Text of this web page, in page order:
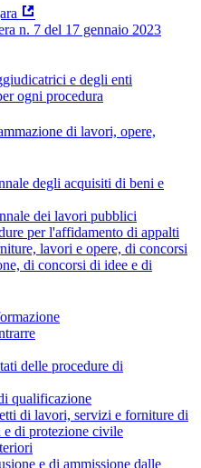
n. 7 del 17 gennaio 2023
e degli enti
ogni procedura
di lavori, opere,
degli acquisiti di beni e
dei lavori pubblici
per l'affidamento di appalti
lavori e opere, di concorsi
di concorsi di idee e di
delle procedure di
qualificazione
di lavori, servizi e forniture di
e di protezione civile
e di ammissione dalle